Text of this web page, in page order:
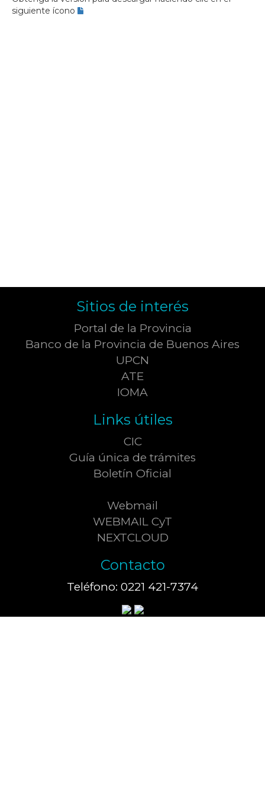
siguiente ícono
Sitios de interés
Portal de la Provincia
Banco de la Provincia de Buenos Aires
UPCN
ATE
IOMA
Links útiles
CIC
Guía única de trámites
Boletín Oficial
Webmail
WEBMAIL CyT
NEXTCLOUD
Contacto
Teléfono: 0221 421-7374